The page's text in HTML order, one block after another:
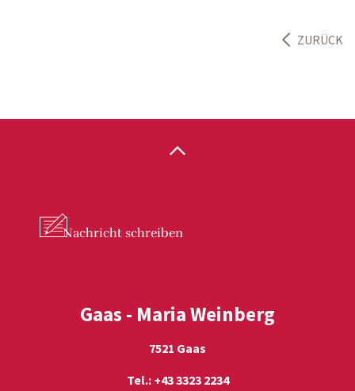
ZURÜCK
Nachricht schreiben
Gaas - Maria Weinberg
7521 Gaas
Tel.: +43 3323 2234